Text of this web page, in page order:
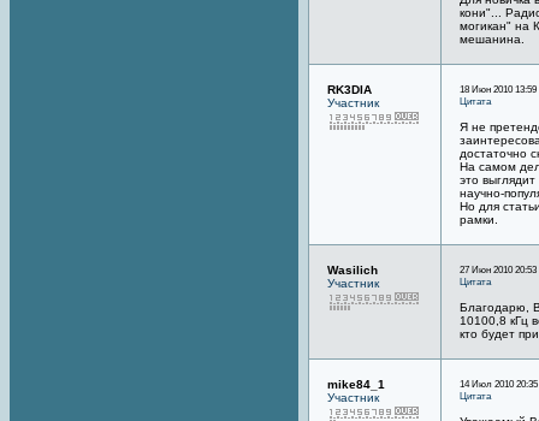
кони"...
могикан" на
мешанина.
RK3DIA
Участник
18 Июн 2010
Цитата
Я не
достаточно
На самом
это
научно-
Но для
рамки.
Wasilich
Участник
27 Июн 2010 20:53
Цитата
Благодарю,
10100,8 кГц
кто будет
mike84_1
Участник
14 Июл 2010 20:35
Цитата